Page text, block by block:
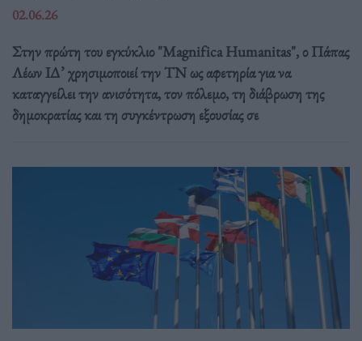
02.06.26
Στην πρώτη του εγκύκλιο "Magnifica Humanitas", ο Πάπας
Λέων ΙΔ’ χρησιμοποιεί την ΤΝ ως αφετηρία για να
καταγγείλει την ανισότητα, τον πόλεμο, τη διάβρωση της
δημοκρατίας και τη συγκέντρωση εξουσίας σε